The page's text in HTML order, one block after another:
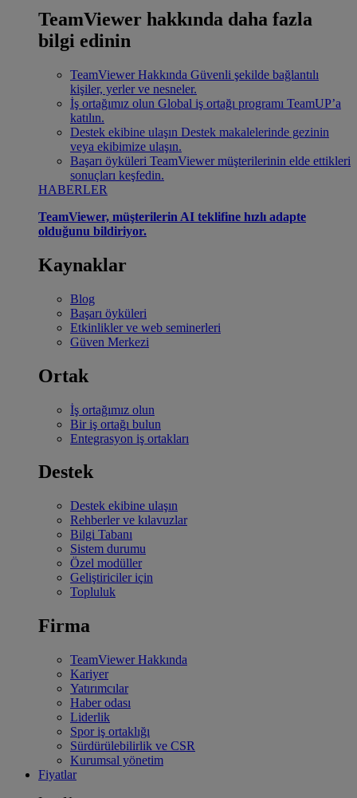
TeamViewer hakkında daha fazla
bilgi edinin
TeamViewer Hakkında Güvenli şekilde bağlantılı
kişiler, yerler ve nesneler.
İş ortağımız olun Global iş ortağı programı TeamUP’a
katılın.
Destek ekibine ulaşın Destek makalelerinde gezinin
veya ekibimize ulaşın.
Başarı öyküleri TeamViewer müşterilerinin elde ettikleri
sonuçları keşfedin.
HABERLER
TeamViewer, müşterilerin AI teklifine hızlı adapte
olduğunu bildiriyor.
Kaynaklar
Blog
Başarı öyküleri
Etkinlikler ve web seminerleri
Güven Merkezi
Ortak
İş ortağımız olun
Bir iş ortağı bulun
Entegrasyon iş ortakları
Destek
Destek ekibine ulaşın
Rehberler ve kılavuzlar
Bilgi Tabanı
Sistem durumu
Özel modüller
Geliştiriciler için
Topluluk
Firma
TeamViewer Hakkında
Kariyer
Yatırımcılar
Haber odası
Liderlik
Spor iş ortaklığı
Sürdürülebilirlik ve CSR
Kurumsal yönetim
Fiyatlar